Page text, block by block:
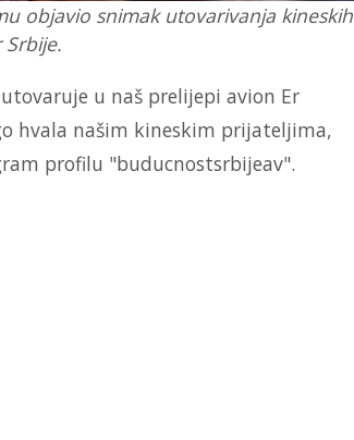
objavio snimak utovarivanja kineskih
Srbije.
u naš prelijepi avion Er
hvala našim kineskim prijateljima,
profilu "buducnostsrbijeav".